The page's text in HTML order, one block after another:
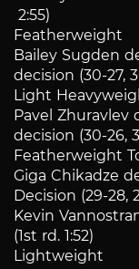
2:55)
Featherweight
Bailey Sugden
decision (30-27,
Light
Pavel Zhuravlev
decision (30-26,
Featherweight
Giga Chikadze
Decision (29-28,
Kevin
(1st rd. 1:52)
Lightweight